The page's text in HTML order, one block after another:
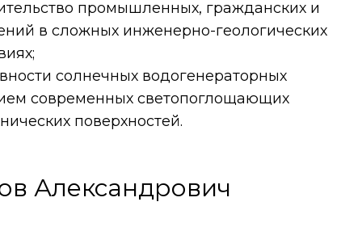
промышленных, гражданских и
в сложных инженерно-геологических
солнечных водогенераторных
современных светопоглощающих
поверхностей.
Александрович